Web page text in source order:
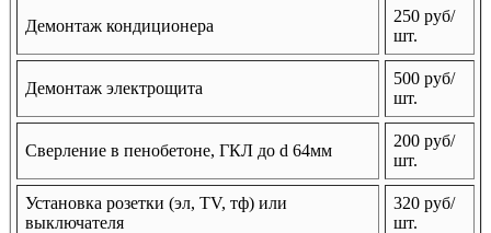
Демонтаж кондиционера
250 руб/
шт.
Демонтаж электрощита
500 руб/
шт.
Сверление в пенобетоне, ГКЛ до d 64мм
200 руб/
шт.
Установка розетки (эл, TV, тф) или
выключателя
320 руб/
шт.